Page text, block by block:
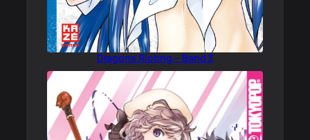
Dragons Rioting – Band 3